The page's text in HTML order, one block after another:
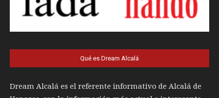
Qué es Dream Alcalá
Dream Alcalá es el referente informativo de Alcalá de